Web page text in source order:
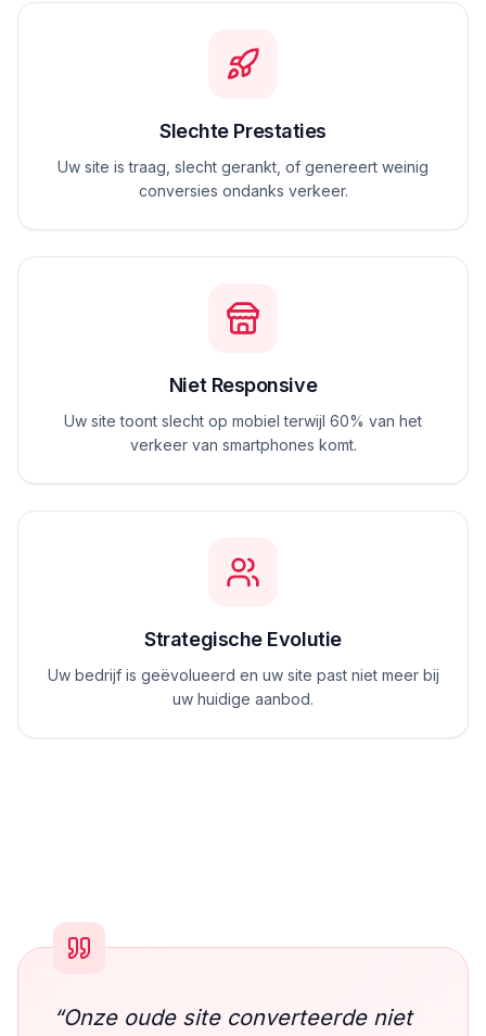
Slechte Prestaties
Uw site is traag, slecht gerankt, of genereert weinig
conversies ondanks verkeer.
Niet Responsive
Uw site toont slecht op mobiel terwijl 60% van het
verkeer van smartphones komt.
Strategische Evolutie
Uw bedrijf is geëvolueerd en uw site past niet meer bij
uw huidige aanbod.
“Onze oude site converteerde niet